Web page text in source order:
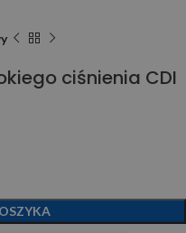
ciśnienia CDI